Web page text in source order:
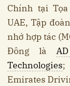
Chính tại
UAE, Tập
nhớ hợp tác
Đông là
Technologies;
Emirates